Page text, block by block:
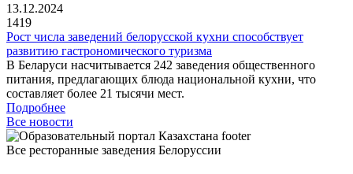
13.12.2024
1419
Рост числа заведений белорусской кухни способствует
развитию гастрономического туризма
В Беларуси насчитывается 242 заведения общественного
питания, предлагающих блюда национальной кухни, что
составляет более 21 тысячи мест.
Подробнее
Все новости
Все ресторанные заведения Белоруссии